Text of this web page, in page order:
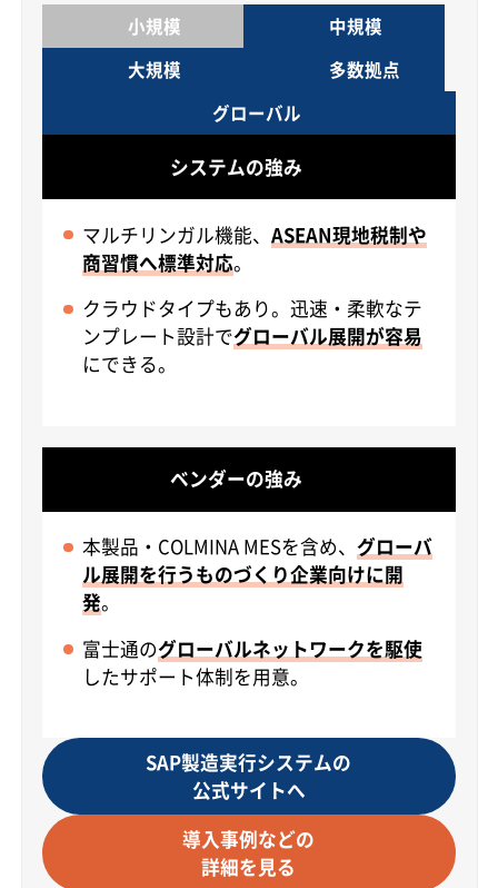
小規模
中規模
大規模
多数拠点
グローバル
システムの強み
マルチリンガル機能、ASEAN現地税制や
商習慣へ標準対応。
クラウドタイプもあり。迅速・柔軟なテ
ンプレート設計でグローバル展開が容易
にできる。
ベンダーの強み
本製品・COLMINA MESを含め、グローバ
ル展開を行うものづくり企業向けに開
発。
富士通のグローバルネットワークを駆使
したサポート体制を用意。
SAP製造実行システムの
公式サイトへ
導入事例などの
詳細を見る